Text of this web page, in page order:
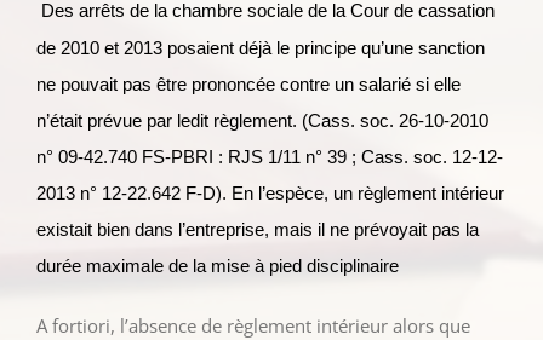
Des arrêts de la chambre sociale de la Cour de cassation
de 2010 et 2013 posaient déjà le principe qu’une sanction
ne pouvait pas être prononcée contre un salarié si elle
n’était prévue par ledit règlement. (Cass. soc. 26-10-2010
n° 09-42.740 FS-PBRI : RJS 1/11 n° 39 ; Cass. soc. 12-12-
2013 n° 12-22.642 F-D). En l’espèce, un règlement intérieur
existait bien dans l’entreprise, mais il ne prévoyait pas la
durée maximale de la mise à pied disciplinaire
A fortiori, l’absence de règlement intérieur alors que